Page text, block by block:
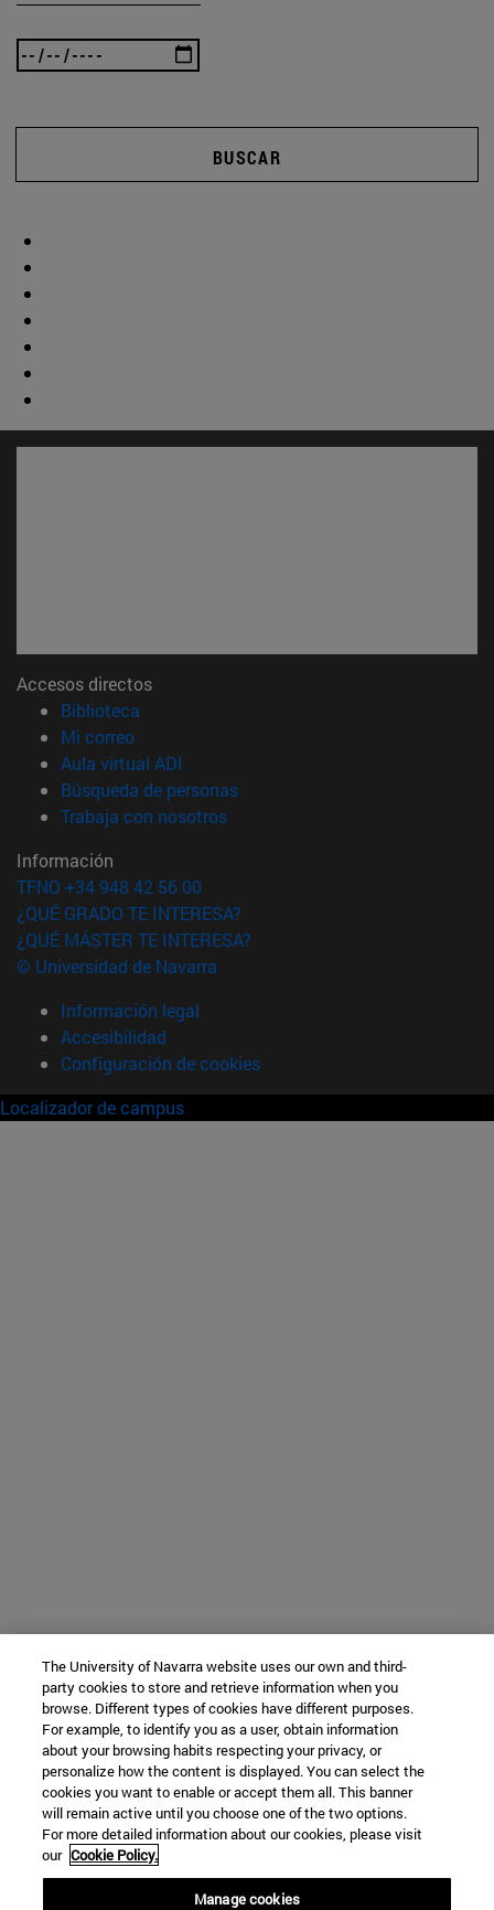
BUSCAR
Accesos directos
Biblioteca
Mi correo(abre en nueva ventana)
Aula virtual ADI
Búsqueda de personas(abre en nueva ventana)
Trabaja con nosotros(abre en nueva ventana)
Información
TFNO +34 948 42 56 00
¿QUÉ GRADO TE INTERESA?
¿QUÉ MÁSTER TE INTERESA?
© Universidad de Navarra
Información legal
Accesibilidad
Configuración de cookies
Localizador de campus
The University of Navarra website uses our own and third-
party cookies to store and retrieve information when you
browse. Different types of cookies have different purposes.
For example, to identify you as a user, obtain information
about your browsing habits respecting your privacy, or
personalize how the content is displayed. You can select the
cookies you want to enable or accept them all. This banner
will remain active until you choose one of the two options.
For more detailed information about our cookies, please visit
our Cookie Policy.
Manage cookies